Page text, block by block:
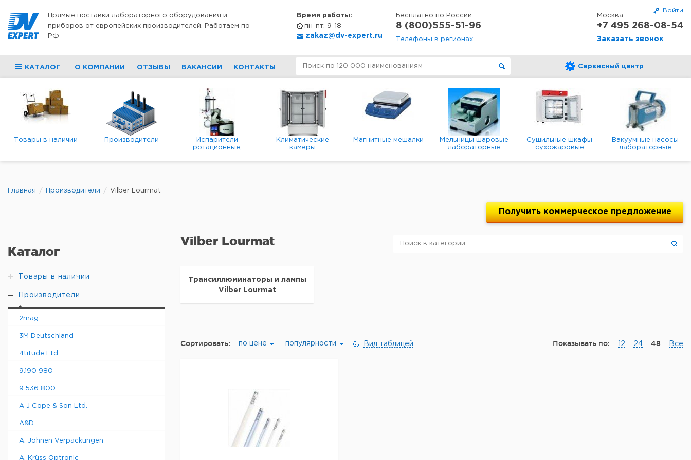
Войти
Прямые поставки лабораторного оборудования и
приборов от европейских производителей. Работаем по
РФ
Время работы:
пн-пт: 9-18
zakaz@dv-expert.ru
Бесплатно по России
8 (800)555-51-96
Телефоны в регионах
Москва
+7 495 268-08-54
Заказать звонок
КАТАЛОГ О КОМПАНИИ ОТЗЫВЫ ВАКАНСИИ КОНТАКТЫ Сервисный центр
Товары в наличии Производители
Испарители
ротационные,
вакуумные
Климатические
камеры
Магнитные мешалки
Мельницы шаровые
лабораторные
Сушильные шкафы
сухожаровые
Вакуумные насосы
лабораторные
мембранные
Главная Производители Vilber Lourmat
Получить коммерческое предложение
Каталог
Товары в наличии
Производители
2mag
3M Deutschland
4titude Ltd.
9.190 980
9.536 800
A J Cope & Son Ltd.
A&D
A. Johnen Verpackungen
A. Krüss Optronic
Vilber Lourmat
Трансиллюминаторы и лампы
Vilber Lourmat
Сортировать: по цене популярности Вид таблицей Показывать по: 12 24 48 Все